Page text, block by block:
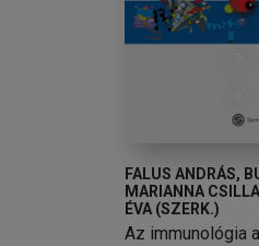
FALUS ANDRÁS,
MARIANNA
ÉVA (SZERK.)
Az immunológia